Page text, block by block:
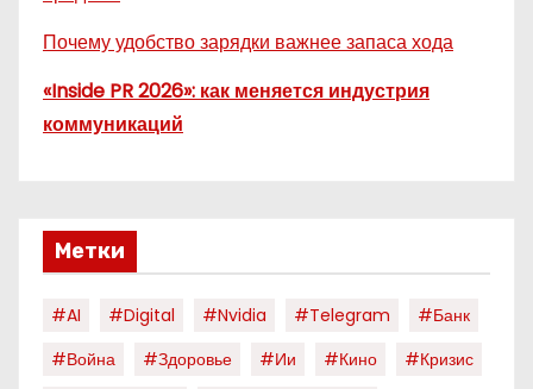
Почему удобство зарядки важнее запаса хода
«Inside PR 2026»: как меняется индустрия
коммуникаций
Метки
#AI #digital #nvidia #telegram
#банк
#война
#здоровье #ии #кино
#кризис